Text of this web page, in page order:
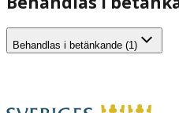
Behandlas i betänkande (1)